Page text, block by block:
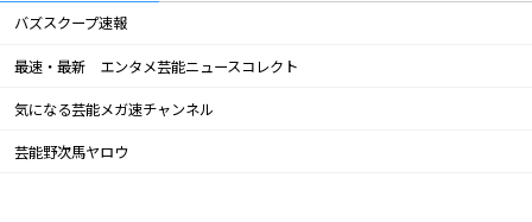
バズスクープ速報
最速・最新 エンタメ芸能ニュースコレクト
気になる芸能メガ速チャンネル
芸能野次馬ヤロウ